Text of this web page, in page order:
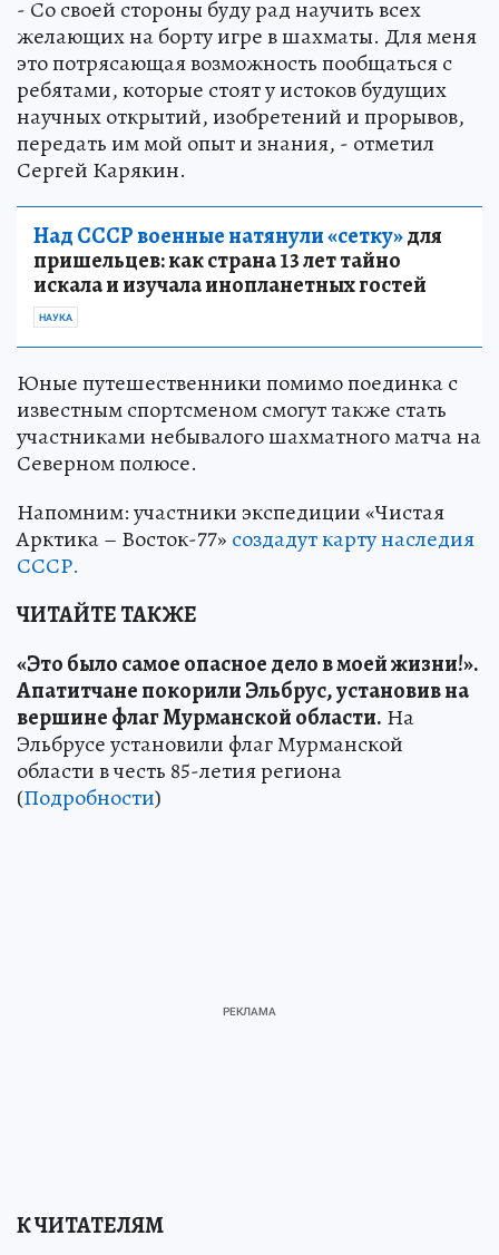
- Со своей стороны буду рад научить всех
желающих на борту игре в шахматы. Для меня
это потрясающая возможность пообщаться с
ребятами, которые стоят у истоков будущих
научных открытий, изобретений и прорывов,
передать им мой опыт и знания, - отметил
Сергей Карякин.
Над СССР военные натянули «сетку»для
пришельцев: как страна 13 лет тайно
искала и изучала инопланетных гостей
НАУКА
Юные путешественники помимо поединка с
известным спортсменом смогут также стать
участниками небывалого шахматного матча на
Северном полюсе.
Напомним: участники экспедиции «Чистая
Арктика – Восток-77» создадут карту наследия
СССР.
ЧИТАЙТЕ ТАКЖЕ
«Это было самое опасное дело в моей жизни!».
Апатитчане покорили Эльбрус, установив на
вершине флаг Мурманской области. На
Эльбрусе установили флаг Мурманской
области в честь 85-летия региона
(Подробности)
К ЧИТАТЕЛЯМ